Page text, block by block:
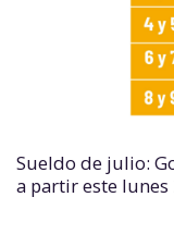
Sueldo de julio:
a partir este lunes